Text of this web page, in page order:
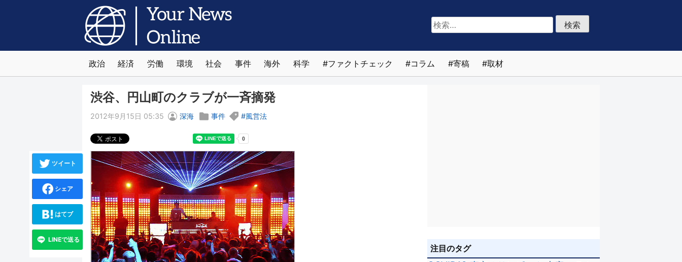
検
索:
政治 経済 労働 環境 社会 事件 海外 科学 ファクトチェック コラム 寄稿 取材
渋谷、円山町のクラブが一斉摘発
2012年9月15日 05:35 深海 事件 風営法
ツイート
シェア
はてブ
LINEで送る
注目のタグ